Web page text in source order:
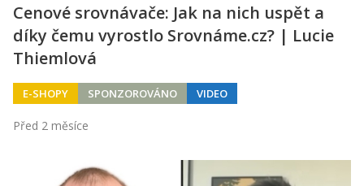
Cenové srovnávače: Jak na nich uspět a
díky čemu vyrostlo Srovnáme.cz? | Lucie
Thiemlová
E-SHOPY SPONZOROVÁNO VIDEO
Před 2 měsíce